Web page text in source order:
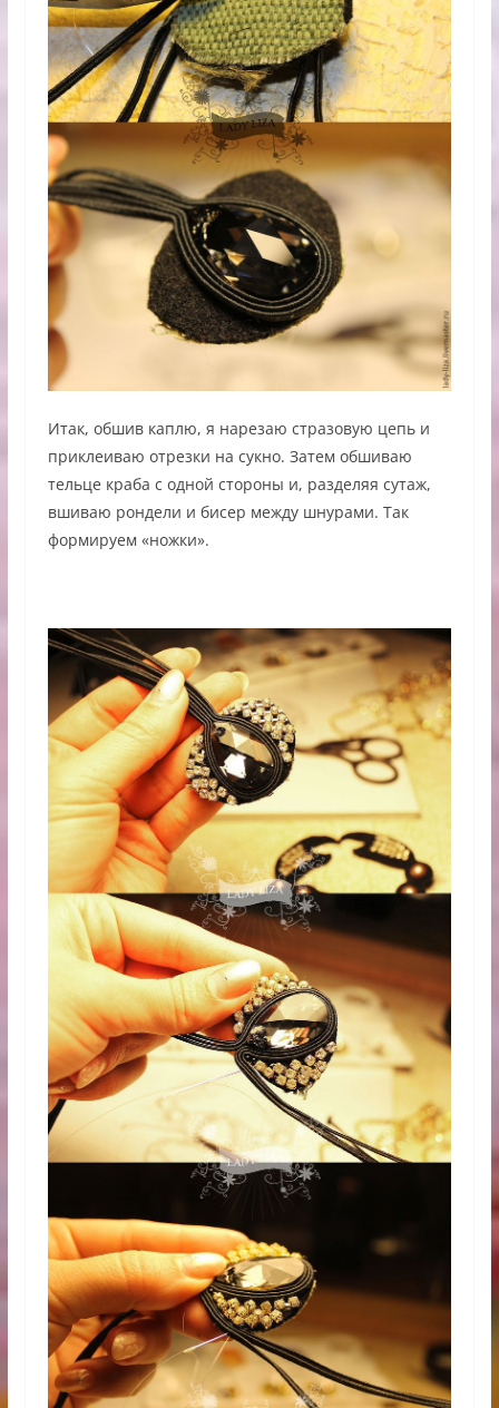
Итак, обшив каплю, я нарезаю стразовую цепь и
приклеиваю отрезки на сукно. Затем обшиваю
тельце краба с одной стороны и, разделяя сутаж,
вшиваю рондели и бисер между шнурами. Так
формируем «ножки».